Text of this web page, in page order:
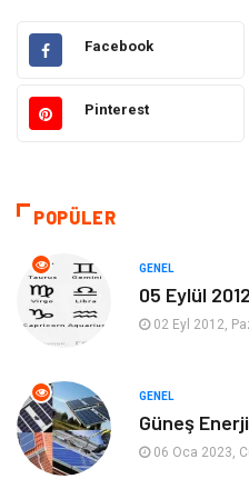
Müzik
Ülkemizden Haberler
Akıllı Telefon
Soru-Cevap
Ekonomi
Elektrik Elektronik
Tanıtıcı Reklam
Facebook
Pinterest
POPÜLER
GENEL
05 Eylül
02 Eyl 2012,
GENEL
Güneş
06 Oca 2023,